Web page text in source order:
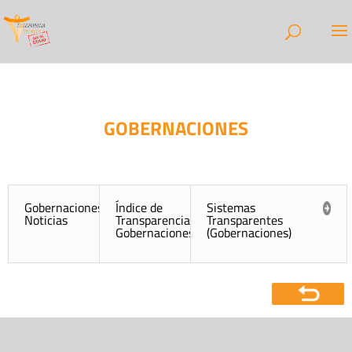
GOBERNACIONES
Gobernaciones
Noticias
Índice de
Transparencia de
Gobernaciones (ITG)
Sistemas
Transparentes
(Gobernaciones)